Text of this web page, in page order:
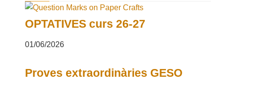
OPTATIVES curs 26-27
01/06/2026
Proves extraordinàries GESO